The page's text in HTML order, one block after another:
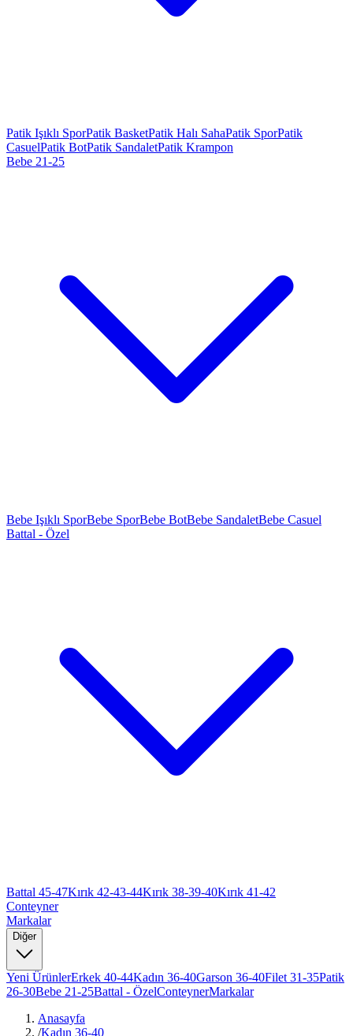
Patik Işıklı SporPatik BasketPatik Halı SahaPatik SporPatik
CasuelPatik BotPatik SandaletPatik Krampon
Bebe 21-25
Bebe Işıklı SporBebe SporBebe BotBebe SandaletBebe Casuel
Battal - Özel
Battal 45-47Kırık 42-43-44Kırık 38-39-40Kırık 41-42
Conteyner
Markalar
Diğer
Yeni ÜrünlerErkek 40-44Kadın 36-40Garson 36-40Filet 31-35Patik
26-30Bebe 21-25Battal - ÖzelConteynerMarkalar
Anasayfa
/Kadın 36-40